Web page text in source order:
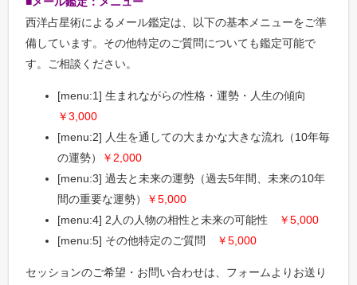
西洋占星術によるメール鑑定は、以下の基本メニューをご準
備しています。その他特定のご質問についても鑑定可能で
す。ご相談ください。
[menu:1] 生まれながらの性格・運勢・人生の傾向
￥3,000
[menu:2] 人生を通しての大まかな大きな流れ（10年毎
の運勢）
￥2,000
[menu:3] 過去と未来の運勢（過去5年間、未来の10年
間の重要な運勢）
￥5,000
[menu:4] 2人の人物の相性と未来の可能性
￥5,000
[menu:5] その他特定のご質問
￥5,000
セッションのご希望・お問い合わせは、フォームよりお送り